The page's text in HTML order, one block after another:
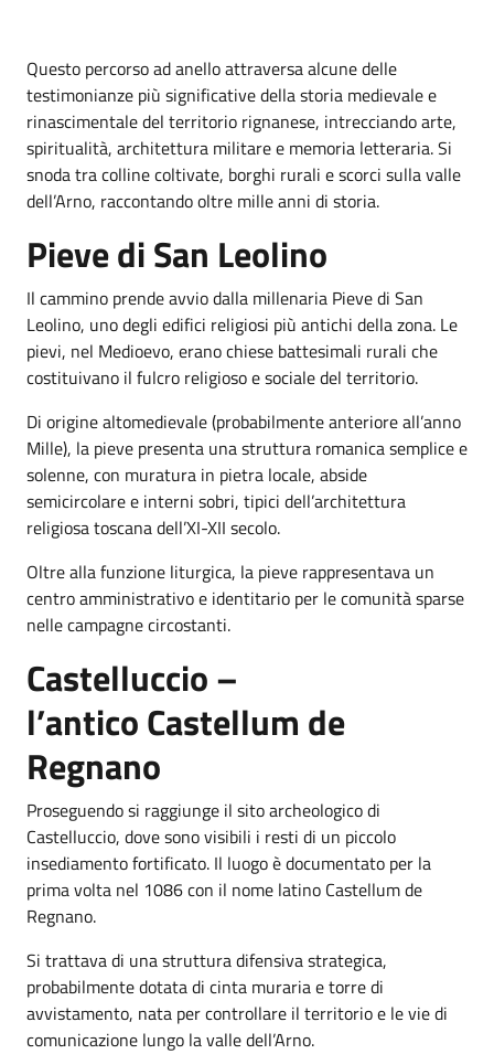
Questo percorso ad anello attraversa alcune delle
testimonianze più significative della storia medievale e
rinascimentale del territorio rignanese, intrecciando arte,
spiritualità, architettura militare e memoria letteraria. Si
snoda tra colline coltivate, borghi rurali e scorci sulla valle
dell’Arno, raccontando oltre mille anni di storia.
Pieve di San Leolino
Il cammino prende avvio dalla millenaria Pieve di San
Leolino, uno degli edifici religiosi più antichi della zona. Le
pievi, nel Medioevo, erano chiese battesimali rurali che
costituivano il fulcro religioso e sociale del territorio.
Di origine altomedievale (probabilmente anteriore all’anno
Mille), la pieve presenta una struttura romanica semplice e
solenne, con muratura in pietra locale, abside
semicircolare e interni sobri, tipici dell’architettura
religiosa toscana dell’XI-XII secolo.
Oltre alla funzione liturgica, la pieve rappresentava un
centro amministrativo e identitario per le comunità sparse
nelle campagne circostanti.
Castelluccio –
l’antico Castellum de
Regnano
Proseguendo si raggiunge il sito archeologico di
Castelluccio, dove sono visibili i resti di un piccolo
insediamento fortificato. Il luogo è documentato per la
prima volta nel 1086 con il nome latino Castellum de
Regnano.
Si trattava di una struttura difensiva strategica,
probabilmente dotata di cinta muraria e torre di
avvistamento, nata per controllare il territorio e le vie di
comunicazione lungo la valle dell’Arno.